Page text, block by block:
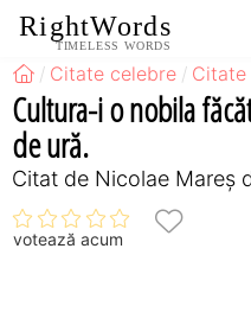
RightWords
TIMELESS WORDS
Citate celebre Citate
Cultura-i o nobila
de ură.
Citat de Nicolae Mareș
votează acum